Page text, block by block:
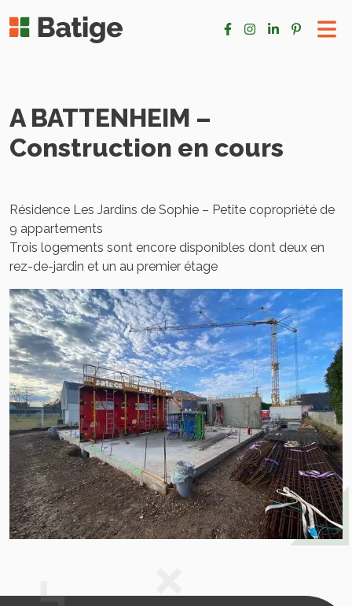
A BATTENHEIM –
Construction en cours
Résidence Les Jardins de Sophie – Petite copropriété de
9 appartements
Trois logements sont encore disponibles dont deux en
rez-de-jardin et un au premier étage